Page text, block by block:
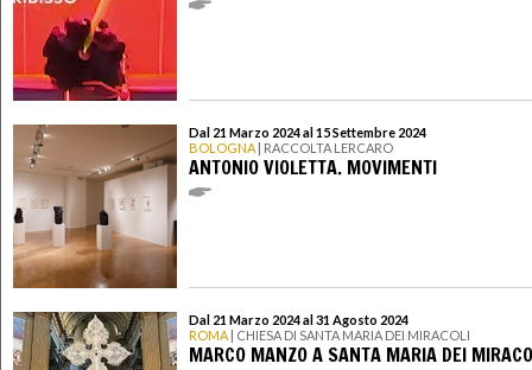
Dal 21 Marzo 2024 al 15 Settembre 2024
BOLOGNA | RACCOLTA LERCARO
ANTONIO VIOLETTA. MOVIMENTI
Dal 21 Marzo 2024 al 31 Agosto 2024
ROMA | CHIESA DI SANTA MARIA DEI MIRACOLI
MARCO MANZO A SANTA MARIA DEI